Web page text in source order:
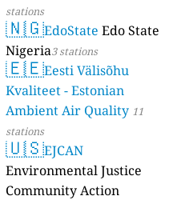
stations
🇳🇬EdoState Edo State
Nigeria3 stations
🇪🇪Eesti Välisõhu
Kvaliteet - Estonian
Ambient Air Quality 11
stations
🇺🇸EJCAN
Environmental Justice
Community Action